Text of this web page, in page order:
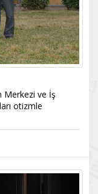
Merkezi ve İş
otizmle